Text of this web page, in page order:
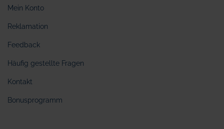
Mein Konto
Reklamation
Feedback
Häufig gestellte Fragen
Kontakt
Bonusprogramm